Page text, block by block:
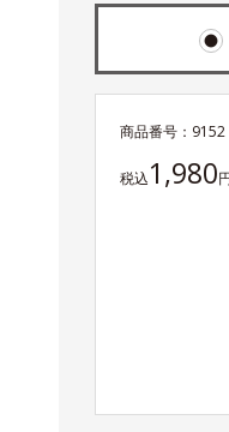
商品番号： 9152
税込1,980